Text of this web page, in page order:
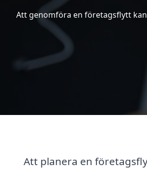
Att genomföra en företagsflytt
Att planera en